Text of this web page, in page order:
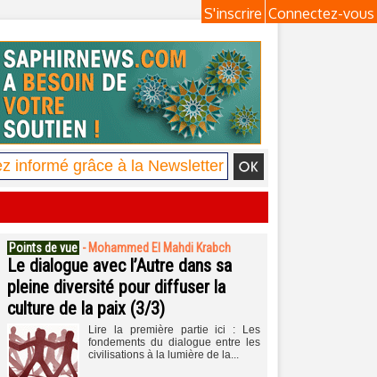
Connectez-vous
S'inscrire
Points de vue - Mohammed El Mahdi Krabch
Le dialogue avec l’Autre dans sa
pleine diversité pour diffuser la
culture de la paix (3/3)
Lire la première partie ici : Les
fondements du dialogue entre les
civilisations à la lumière de la...